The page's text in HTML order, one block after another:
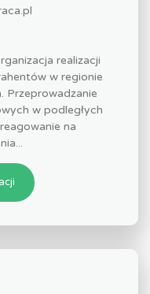
realizacji
w regionie
Przeprowadzanie
w podległych
na